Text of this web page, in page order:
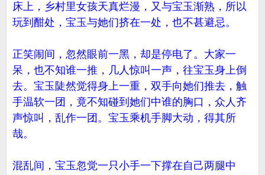
床上，乡村里女孩天真烂漫，又与宝玉渐熟，所以
玩到酣处，宝玉与她们挤在一处，也不甚避忌。
正笑闹间，忽然眼前一黑，却是停电了。大家一
呆，也不知谁一推，几人惊叫一声，往宝玉身上倒
去。宝玉陡然觉得身上一重，双手向她们推去，触
手温软一团，竟不知碰到她们中谁的胸口，众人齐
声惊叫，乱作一团。宝玉乘机手脚大动，得其所
哉。
混乱间，宝玉忽觉一只小手一下撑在自己两腿中